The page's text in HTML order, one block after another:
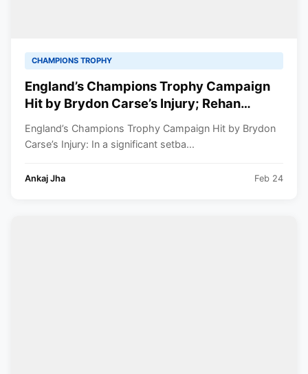
CHAMPIONS TROPHY
England’s Champions Trophy Campaign
Hit by Brydon Carse’s Injury; Rehan
England’s Champions Trophy Campaign Hit by Brydon
Carse’s Injury: In a significant setba...
Ankaj Jha Feb 24